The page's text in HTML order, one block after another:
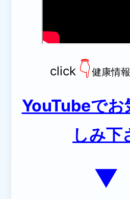
click 👇健康情
YouTubeでお
しみ下
▼